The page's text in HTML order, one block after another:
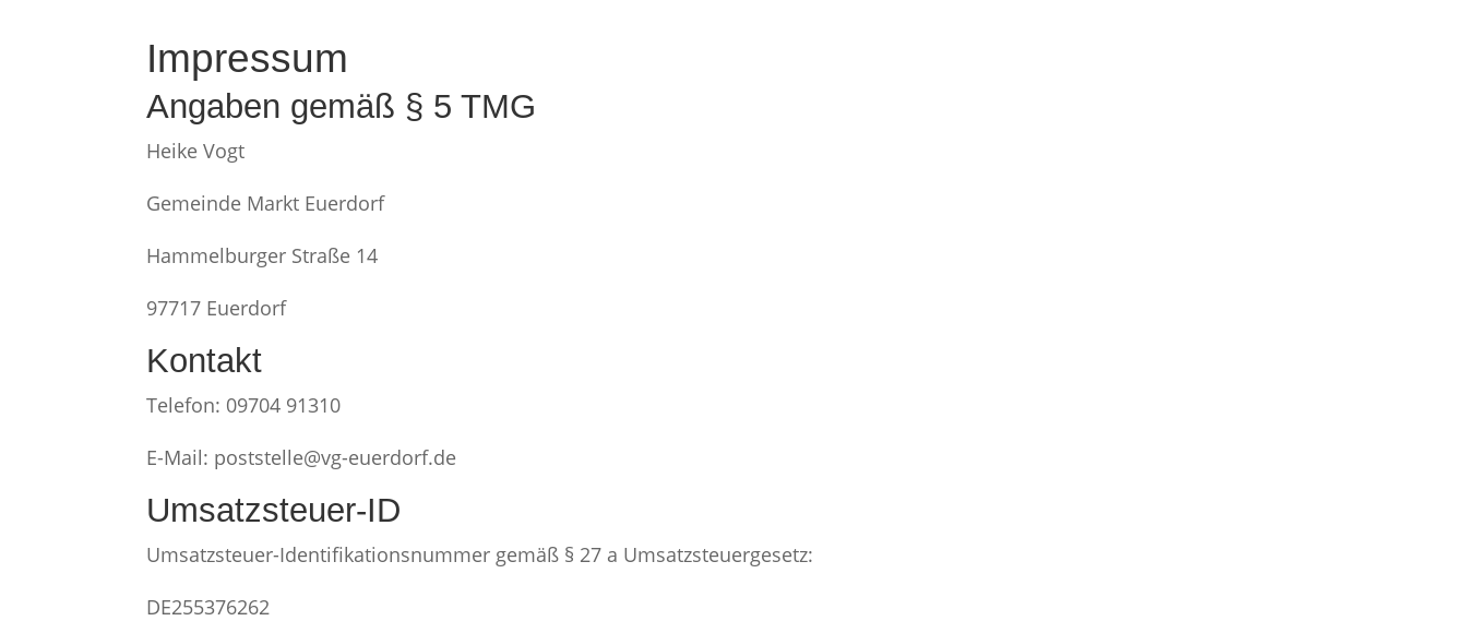
Impressum
Angaben gemäß § 5 TMG
Heike Vogt
Gemeinde Markt Euerdorf
Hammelburger Straße 14
97717 Euerdorf
Kontakt
Telefon: 09704 91310
E-Mail: poststelle@vg-euerdorf.de
Umsatzsteuer-ID
Umsatzsteuer-Identifikationsnummer gemäß § 27 a Umsatzsteuergesetz:
DE255376262